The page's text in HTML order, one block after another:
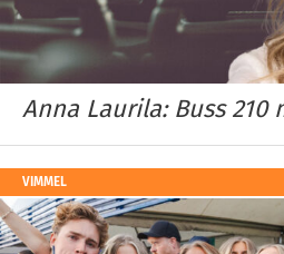
Anna Laurila: Buss 210
VIMMEL